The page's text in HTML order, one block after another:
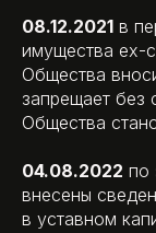
08.12.2021 в
имущества ех-
Общества
запрещает без
Общества
04.08.2022 по
внесены
в уставном